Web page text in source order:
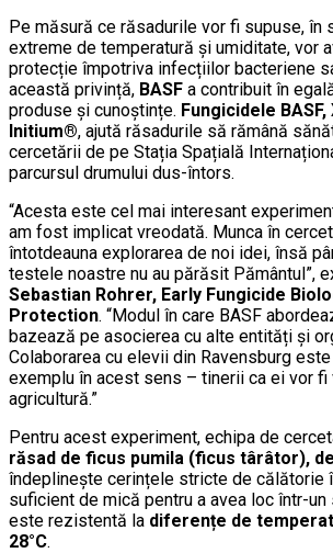
Pe măsură ce răsadurile vor fi supuse, în
extreme de temperatură și umiditate, vor
protecție împotriva infecțiilor bacteriene
această privință, BASF a contribuit în
produse și cunoștințe. Fungicidele
Initium®, ajută răsadurile să rămână
cercetării de pe Stația Spațială
parcursul drumului dus-întors.
“Acesta este cel mai interesant
am fost implicat vreodată. Munca în
întotdeauna explorarea de noi idei, însă
testele noastre nu au părăsit Pământul”,
Sebastian Rohrer, Early Fungicide
Protection. “Modul în care BASF
bazează pe asocierea cu alte entități și
Colaborarea cu elevii din Ravensburg
exemplu în acest sens – tinerii ca ei vor
agricultură.”
Pentru acest experiment, echipa de
răsad de ficus pumila (ficus târâtor),
îndeplinește cerințele stricte de călătorie
suficient de mică pentru a avea loc într-
este rezistentă la diferențe de
28°C.